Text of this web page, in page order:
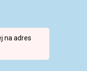
na adres